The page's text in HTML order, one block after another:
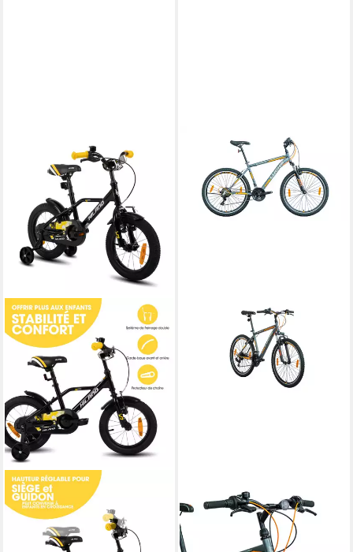
HILAND
Kinderfahrrad Hawk 12 14 16
20 Zoll Kinderfahrrad für
Jungen 3-10 Jahre
Kinderfahrrad KAKU 24 & 26
Zoll Jugendfahrrad Fahrrad
Jungen sportliches Alltagsrad